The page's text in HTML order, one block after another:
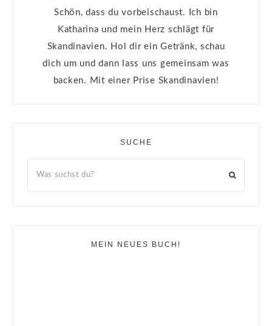
Schön, dass du vorbeischaust. Ich bin
Katharina und mein Herz schlägt für
Skandinavien. Hol dir ein Getränk, schau
dich um und dann lass uns gemeinsam was
backen. Mit einer Prise Skandinavien!
SUCHE
MEIN NEUES BUCH!